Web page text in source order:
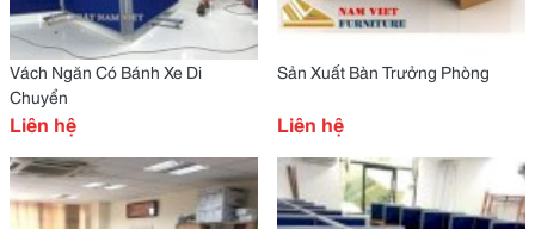
Vách Ngăn Có Bánh Xe Di
Chuyển
Liên hệ
Sản Xuất Bàn Trưởng Phòng
Liên hệ